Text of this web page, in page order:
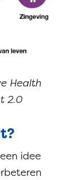
Health
2.0
idee